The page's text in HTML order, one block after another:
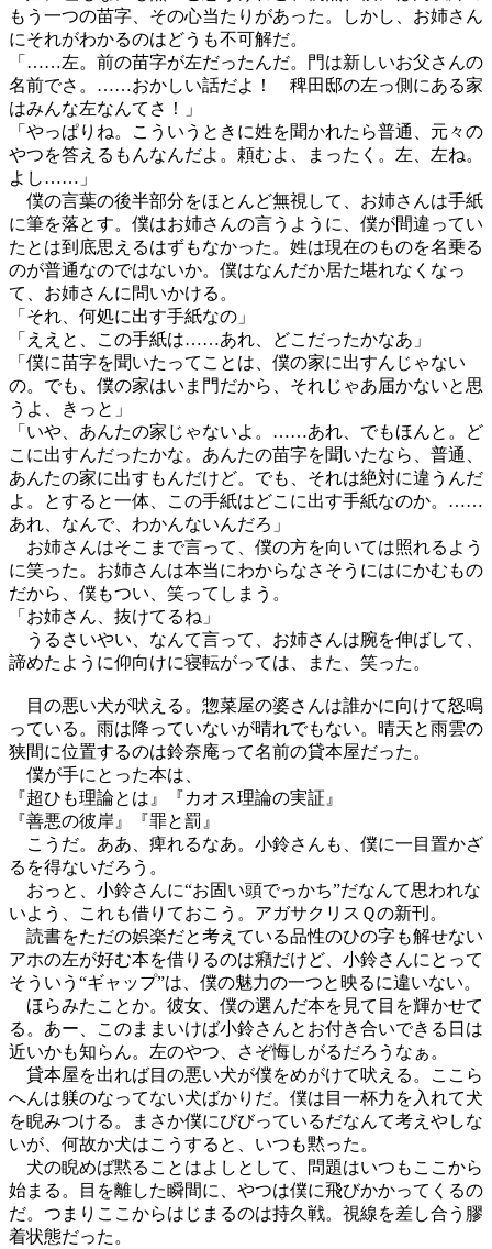
もう一つの苗字、その心当たりがあった。しかし、お姉さん
にそれがわかるのはどうも不可解だ。
「……左。前の苗字が左だったんだ。門は新しいお父さんの
名前でさ。……おかしい話だよ！ 稗田邸の左っ側にある家
はみんな左なんてさ！」
「やっぱりね。こういうときに姓を聞かれたら普通、元々の
やつを答えるもんなんだよ。頼むよ、まったく。左、左ね。
よし……」
僕の言葉の後半部分をほとんど無視して、お姉さんは手紙
に筆を落とす。僕はお姉さんの言うように、僕が間違ってい
たとは到底思えるはずもなかった。姓は現在のものを名乗る
のが普通なのではないか。僕はなんだか居た堪れなくなっ
て、お姉さんに問いかける。
「それ、何処に出す手紙なの」
「ええと、この手紙は……あれ、どこだったかなあ」
「僕に苗字を聞いたってことは、僕の家に出すんじゃない
の。でも、僕の家はいま門だから、それじゃあ届かないと思
うよ、きっと」
「いや、あんたの家じゃないよ。……あれ、でもほんと。ど
こに出すんだったかな。あんたの苗字を聞いたなら、普通、
あんたの家に出すもんだけど。でも、それは絶対に違うんだ
よ。とすると一体、この手紙はどこに出す手紙なのか。……
あれ、なんで、わかんないんだろ」
お姉さんはそこまで言って、僕の方を向いては照れるよう
に笑った。お姉さんは本当にわからなさそうにはにかむもの
だから、僕もつい、笑ってしまう。
「お姉さん、抜けてるね」
うるさいやい、なんて言って、お姉さんは腕を伸ばして、
諦めたように仰向けに寝転がっては、また、笑った。
目の悪い犬が吠える。惣菜屋の婆さんは誰かに向けて怒鳴
っている。雨は降っていないが晴れでもない。晴天と雨雲の
狭間に位置するのは鈴奈庵って名前の貸本屋だった。
僕が手にとった本は、
『超ひも理論とは』『カオス理論の実証』
『善悪の彼岸』『罪と罰』
こうだ。ああ、痺れるなあ。小鈴さんも、僕に一目置かざ
るを得ないだろう。
おっと、小鈴さんに“お固い頭でっかち”だなんて思われな
いよう、これも借りておこう。アガサクリスＱの新刊。
読書をただの娯楽だと考えている品性のひの字も解せない
アホの左が好む本を借りるのは癪だけど、小鈴さんにとって
そういう“ギャップ”は、僕の魅力の一つと映るに違いない。
ほらみたことか。彼女、僕の選んだ本を見て目を輝かせて
る。あー、このままいけば小鈴さんとお付き合いできる日は
近いかも知らん。左のやつ、さぞ悔しがるだろうなぁ。
貸本屋を出れば目の悪い犬が僕をめがけて吠える。ここら
へんは躾のなってない犬ばかりだ。僕は目一杯力を入れて犬
を睨みつける。まさか僕にびびっているだなんて考えやしな
いが、何故か犬はこうすると、いつも黙った。
犬の睨めば黙ることはよしとして、問題はいつもここから
始まる。目を離した瞬間に、やつは僕に飛びかかってくるの
だ。つまりここからはじまるのは持久戦。視線を差し合う膠
着状態だった。